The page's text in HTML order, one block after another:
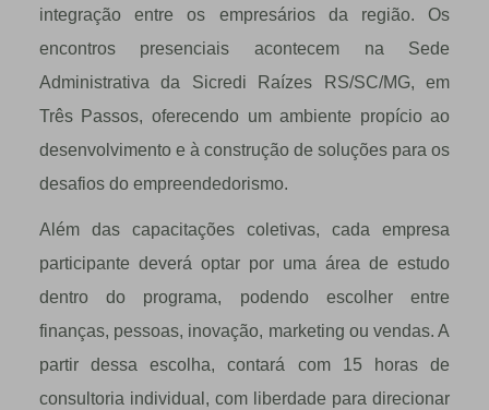
integração entre os empresários da região. Os
encontros presenciais acontecem na Sede
Administrativa da Sicredi Raízes RS/SC/MG, em
Três Passos, oferecendo um ambiente propício ao
desenvolvimento e à construção de soluções para os
desafios do empreendedorismo.
Além das capacitações coletivas, cada empresa
participante deverá optar por uma área de estudo
dentro do programa, podendo escolher entre
finanças, pessoas, inovação, marketing ou vendas. A
partir dessa escolha, contará com 15 horas de
consultoria individual, com liberdade para direcionar